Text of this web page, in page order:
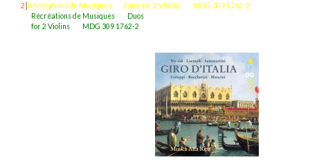
2] Récréations de Musiques Duos for 2 Violins MDG 309 1762-2
Récréations de Musiques Duos
for 2 Violins MDG 309 1762-2